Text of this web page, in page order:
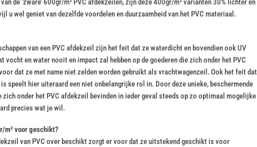
de ‘zware’ 600gr/m² PVC afdekzeilen, zijn deze 400gr/m² varianten 30% lichter en
u wel geniet van dezelfde voordelen en duurzaamheid van het PVC materiaal.
van een PVC afdekzeil zijn het feit dat ze waterdicht en bovendien ook UV
vocht en water nooit en impact zal hebben op de goederen die zich onder het PVC
dat ze met name niet zelden worden gebruikt als vrachtwagenzeil. Ook het feit dat
speelt hier uiteraard een niet onbelangrijke rol in. Door deze unieke, beschermende
zich onder het PVC afdekzeil bevinden in ieder geval steeds op zo optimaal mogelijke
precies wat je wil.
m² voor geschikt?
van PVC over beschikt zorgt er voor dat ze uitstekend geschikt is voor